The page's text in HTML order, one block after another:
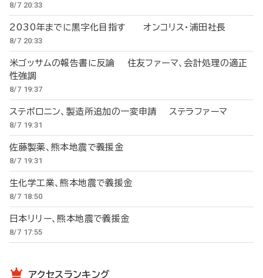
8/7 20:33
2030年までに黒字化目指す オンコリス・浦田社長
8/7 20:33
米ゴッサムの報告書に反論 住友ファーマ、会計処理の適正
性強調
8/7 19:37
ステボロニン、製造所追加の一変申請 ステラファーマ
8/7 19:31
佐藤製薬、熊本地震で義援金
8/7 19:31
生化学工業、熊本地震で義援金
8/7 18:50
日本リリー、熊本地震で義援金
8/7 17:55
アクセスランキング